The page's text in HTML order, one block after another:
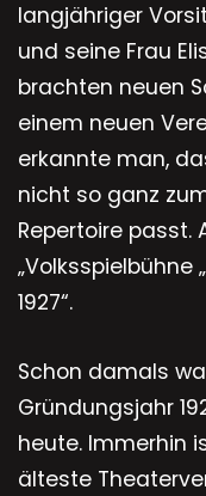
langjähriger
und seine Frau
brachten neuen
einem neuen
erkannte man,
nicht so ganz
Repertoire passt.
„Volksspielbühne
1927“.
Schon damals
Gründungsjahr
heute. Immerhin
älteste